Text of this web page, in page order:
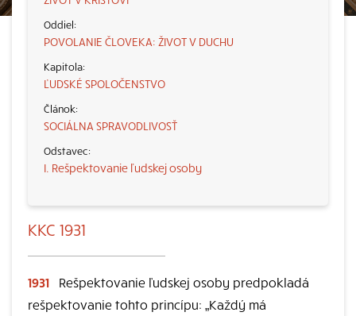
POVOLANIE ČLOVEKA: ŽIVOT V DUCHU
ĽUDSKÉ SPOLOČENSTVO
SOCIÁLNA SPRAVODLIVOSŤ
I. Rešpektovanie ľudskej osoby
KKC 1931
1931
Rešpektovanie ľudskej osoby predpokladá
rešpektovanie tohto princípu: „Každý má